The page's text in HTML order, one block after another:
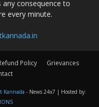
consequence to
every minute.
Policy
Grievances
Kannada - News 24x7 | Hosted by: